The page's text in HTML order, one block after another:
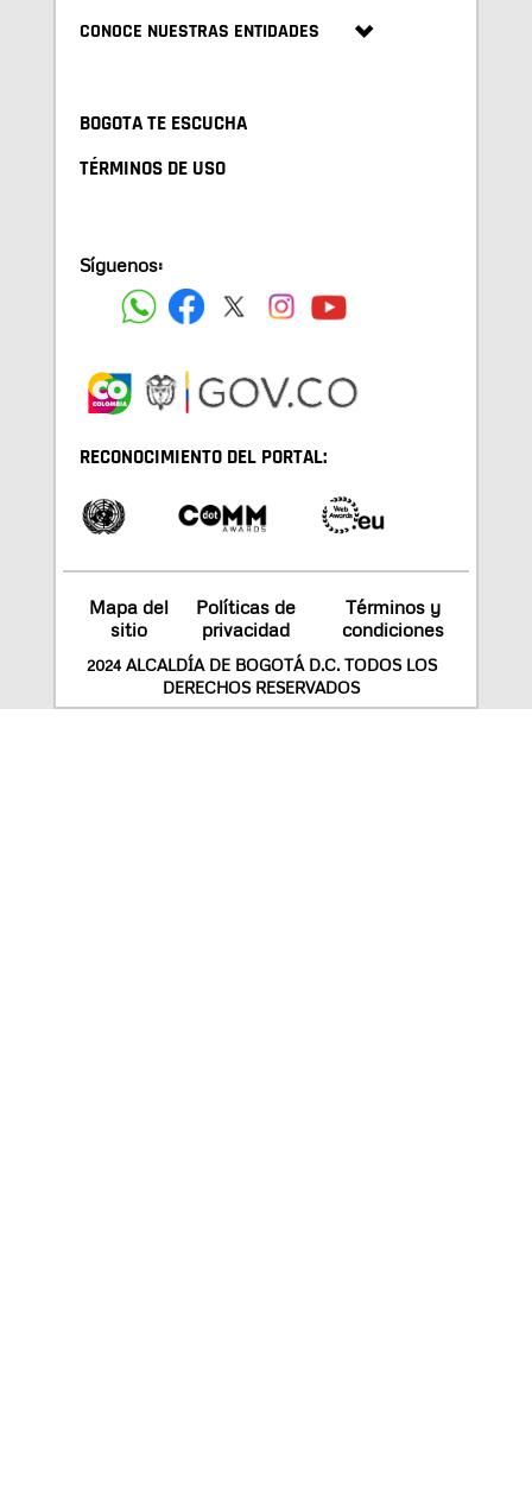
CONOCE NUESTRAS ENTIDADES
BOGOTA TE ESCUCHA
TÉRMINOS DE USO
Síguenos:
RECONOCIMIENTO DEL PORTAL:
Mapa del
sitio
Políticas de
privacidad
Términos y
condiciones
2024 ALCALDÍA DE BOGOTÁ D.C. TODOS LOS
DERECHOS RESERVADOS